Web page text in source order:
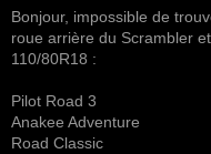
Bonjour, impossible de
roue arrière du Scrambler
110/80R18 :
Pilot Road 3
Anakee Adventure
Road Classic